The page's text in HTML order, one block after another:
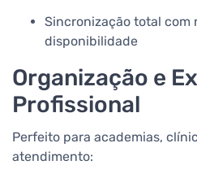
Sincronização total com
disponibilidade
Organização e
Profissional
Perfeito para academias,
atendimento: